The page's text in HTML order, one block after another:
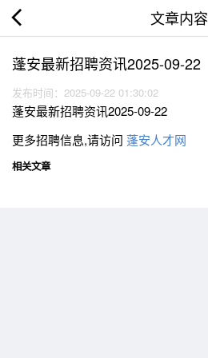
文章内容
蓬安最新招聘资讯2025-09-22
发布时间：2025-09-22 01:30:02
蓬安最新招聘资讯2025-09-22
更多招聘信息,请访问 蓬安人才网
相关文章